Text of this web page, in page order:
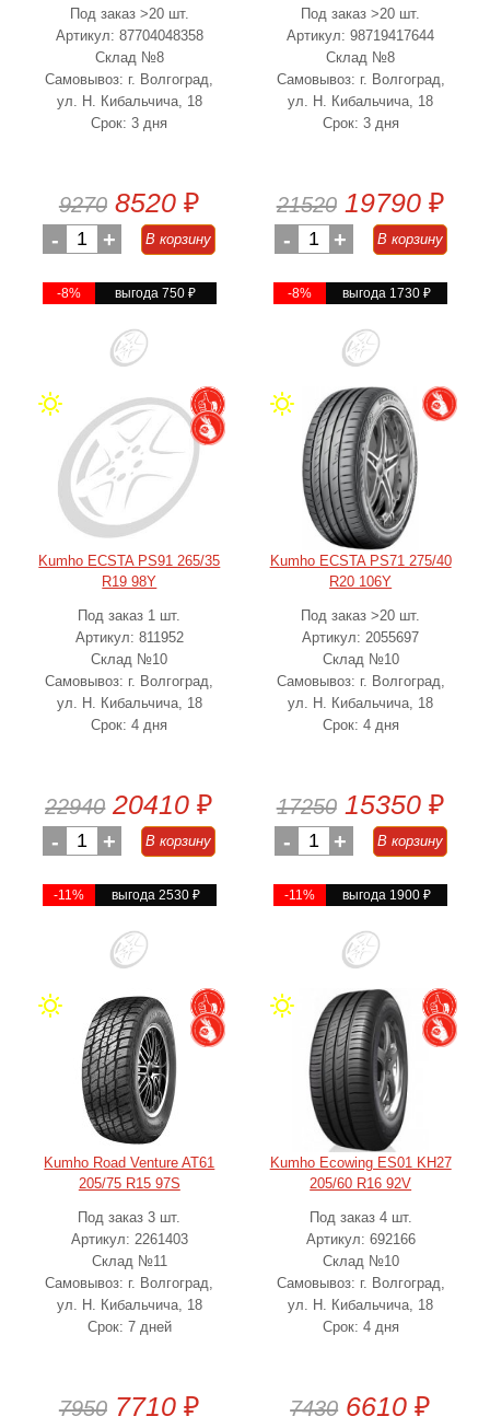
Под заказ >20 шт.
Артикул: 87704048358
Склад №8
Самовывоз: г. Волгоград,
ул. Н. Кибальчича, 18
Срок: 3 дня
9270 8520 ₽
- 1 + В корзину
-8% выгода 750₽
Под заказ >20 шт.
Артикул: 98719417644
Склад №8
Самовывоз: г. Волгоград,
ул. Н. Кибальчича, 18
Срок: 3 дня
21520 19790 ₽
- 1 + В корзину
-8% выгода 1730 ₽
Kumho ECSTA PS91 265/35
R19 98Y
Под заказ 1 шт.
Артикул: 811952
Склад №10
Самовывоз: г. Волгоград,
ул. Н. Кибальчича, 18
Срок: 4 дня
22940 20410 ₽
- 1 + В корзину
-11% выгода 2530 ₽
Kumho ECSTA PS71 275/40
R20 106Y
Под заказ >20 шт.
Артикул: 2055697
Склад №10
Самовывоз: г. Волгоград,
ул. Н. Кибальчича, 18
Срок: 4 дня
17250 15350 ₽
- 1 + В корзину
-11% выгода 1900 ₽
Kumho Road Venture AT61
205/75 R15 97S
Под заказ 3 шт.
Артикул: 2261403
Склад №11
Самовывоз: г. Волгоград,
ул. Н. Кибальчича, 18
Срок: 7 дней
7950 7710 ₽
Kumho Ecowing ES01 KH27
205/60 R16 92V
Под заказ 4 шт.
Артикул: 692166
Склад №10
Самовывоз: г. Волгоград,
ул. Н. Кибальчича, 18
Срок: 4 дня
7430 6610 ₽